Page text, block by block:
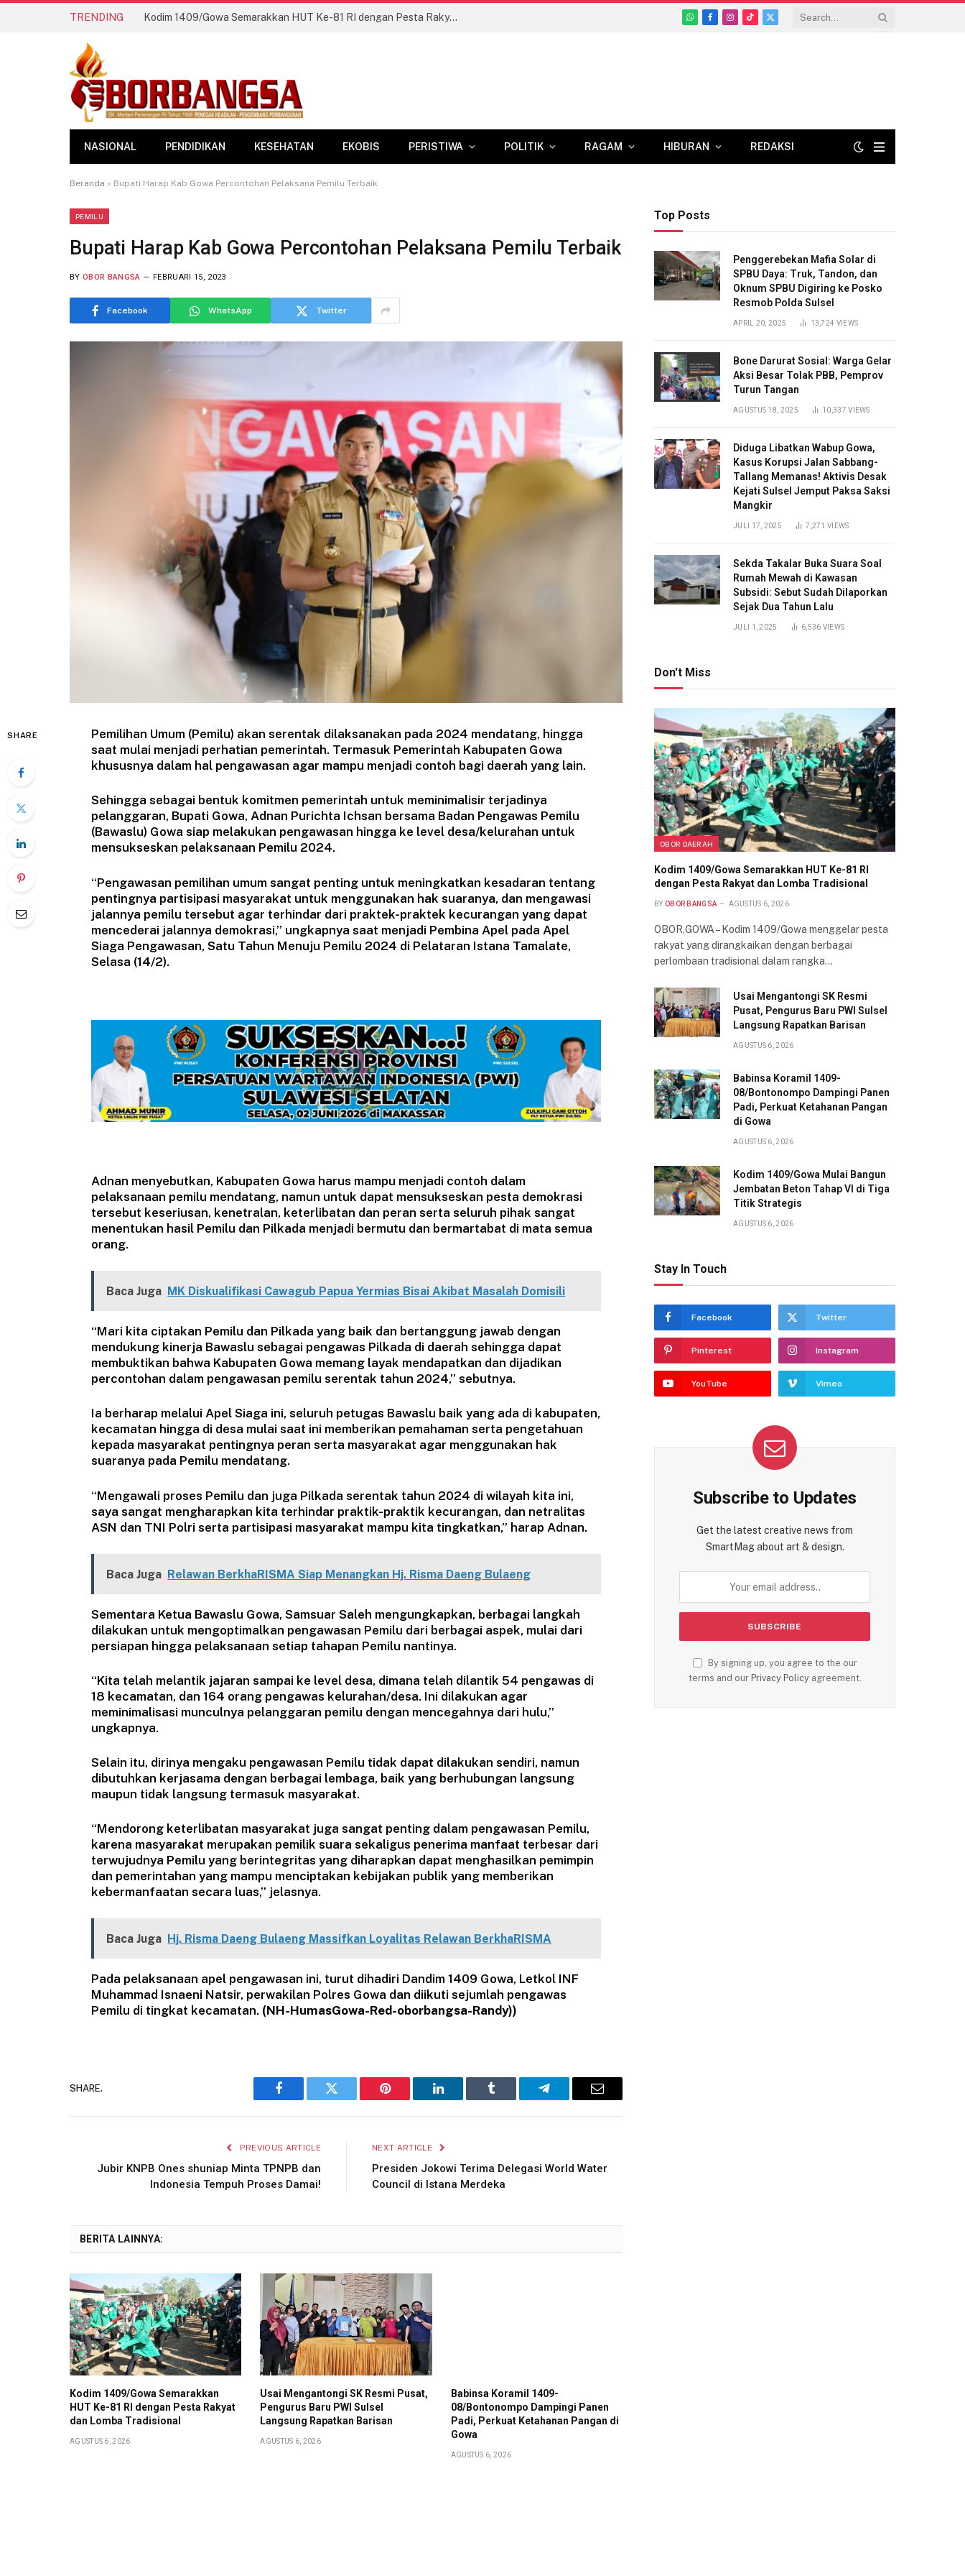
TRENDING Kodim 1409/Gowa Semarakkan HUT Ke-81 RI dengan Pesta Rakyat dan Lomba Tradisional
WhatsApp
Facebook
Instagram
TikTok
X
NASIONAL PENDIDIKAN KESEHATAN EKOBIS PERISTIWA POLITIK RAGAM HIBURAN REDAKSI
Beranda » Bupati Harap Kab Gowa Percontohan Pelaksana Pemilu Terbaik
PEMILU
Bupati Harap Kab Gowa Percontohan Pelaksana Pemilu Terbaik
BY OBOR BANGSA FEBRUARI 15, 2023
Facebook WhatsApp Twitter
SHARE
Pemilihan Umum (Pemilu) akan serentak dilaksanakan pada 2024 mendatang, hingga
saat mulai menjadi perhatian pemerintah. Termasuk Pemerintah Kabupaten Gowa
khususnya dalam hal pengawasan agar mampu menjadi contoh bagi daerah yang lain.
Sehingga sebagai bentuk komitmen pemerintah untuk meminimalisir terjadinya
pelanggaran, Bupati Gowa, Adnan Purichta Ichsan bersama Badan Pengawas Pemilu
(Bawaslu) Gowa siap melakukan pengawasan hingga ke level desa/kelurahan untuk
mensukseskan pelaksanaan Pemilu 2024.
“Pengawasan pemilihan umum sangat penting untuk meningkatkan kesadaran tentang
pentingnya partisipasi masyarakat untuk menggunakan hak suaranya, dan mengawasi
jalannya pemilu tersebut agar terhindar dari praktek-praktek kecurangan yang dapat
mencederai jalannya demokrasi,” ungkapnya saat menjadi Pembina Apel pada Apel
Siaga Pengawasan, Satu Tahun Menuju Pemilu 2024 di Pelataran Istana Tamalate,
Selasa (14/2).
Adnan menyebutkan, Kabupaten Gowa harus mampu menjadi contoh dalam
pelaksanaan pemilu mendatang, namun untuk dapat mensukseskan pesta demokrasi
tersebut keseriusan, kenetralan, keterlibatan dan peran serta seluruh pihak sangat
menentukan hasil Pemilu dan Pilkada menjadi bermutu dan bermartabat di mata semua
orang.
Baca Juga MK Diskualifikasi Cawagub Papua Yermias Bisai Akibat Masalah Domisili
“Mari kita ciptakan Pemilu dan Pilkada yang baik dan bertanggung jawab dengan
mendukung kinerja Bawaslu sebagai pengawas Pilkada di daerah sehingga dapat
membuktikan bahwa Kabupaten Gowa memang layak mendapatkan dan dijadikan
percontohan dalam pengawasan pemilu serentak tahun 2024,” sebutnya.
Ia berharap melalui Apel Siaga ini, seluruh petugas Bawaslu baik yang ada di kabupaten,
kecamatan hingga di desa mulai saat ini memberikan pemahaman serta pengetahuan
kepada masyarakat pentingnya peran serta masyarakat agar menggunakan hak
suaranya pada Pemilu mendatang.
“Mengawali proses Pemilu dan juga Pilkada serentak tahun 2024 di wilayah kita ini,
saya sangat mengharapkan kita terhindar praktik-praktik kecurangan, dan netralitas
ASN dan TNI Polri serta partisipasi masyarakat mampu kita tingkatkan,” harap Adnan.
Baca Juga Relawan BerkhaRISMA Siap Menangkan Hj. Risma Daeng Bulaeng
Sementara Ketua Bawaslu Gowa, Samsuar Saleh mengungkapkan, berbagai langkah
dilakukan untuk mengoptimalkan pengawasan Pemilu dari berbagai aspek, mulai dari
persiapan hingga pelaksanaan setiap tahapan Pemilu nantinya.
“Kita telah melantik jajaran sampai ke level desa, dimana telah dilantik 54 pengawas di
18 kecamatan, dan 164 orang pengawas kelurahan/desa. Ini dilakukan agar
meminimalisasi munculnya pelanggaran pemilu dengan mencegahnya dari hulu,”
ungkapnya.
Selain itu, dirinya mengaku pengawasan Pemilu tidak dapat dilakukan sendiri, namun
dibutuhkan kerjasama dengan berbagai lembaga, baik yang berhubungan langsung
maupun tidak langsung termasuk masyarakat.
“Mendorong keterlibatan masyarakat juga sangat penting dalam pengawasan Pemilu,
karena masyarakat merupakan pemilik suara sekaligus penerima manfaat terbesar dari
terwujudnya Pemilu yang berintegritas yang diharapkan dapat menghasilkan pemimpin
dan pemerintahan yang mampu menciptakan kebijakan publik yang memberikan
kebermanfaatan secara luas,” jelasnya.
Baca Juga Hj. Risma Daeng Bulaeng Massifkan Loyalitas Relawan BerkhaRISMA
Pada pelaksanaan apel pengawasan ini, turut dihadiri Dandim 1409 Gowa, Letkol INF
Muhammad Isnaeni Natsir, perwakilan Polres Gowa dan diikuti sejumlah pengawas
Pemilu di tingkat kecamatan. (NH-HumasGowa-Red-oborbangsa-Randy))
SHARE.
Facebook Twitter Pinterest LinkedIn Tumblr Telegram Email
PREVIOUS ARTICLE
Jubir KNPB Ones shuniap Minta TPNPB dan
Indonesia Tempuh Proses Damai!
NEXT ARTICLE
Presiden Jokowi Terima Delegasi World Water
Council di Istana Merdeka
BERITA LAINNYA:
Kodim 1409/Gowa Semarakkan
HUT Ke-81 RI dengan Pesta Rakyat
dan Lomba Tradisional
AGUSTUS 6, 2026
Usai Mengantongi SK Resmi Pusat,
Pengurus Baru PWI Sulsel
Langsung Rapatkan Barisan
AGUSTUS 6, 2026
Babinsa Koramil 1409-
08/Bontonompo Dampingi Panen
Padi, Perkuat Ketahanan Pangan di
Gowa
AGUSTUS 6, 2026
Top Posts
Penggerebekan Mafia Solar di
SPBU Daya: Truk, Tandon, dan
Oknum SPBU Digiring ke Posko
Resmob Polda Sulsel
APRIL 20, 2025 13,724 VIEWS
Bone Darurat Sosial: Warga Gelar
Aksi Besar Tolak PBB, Pemprov
Turun Tangan
AGUSTUS 18, 2025 10,337VIEWS
Diduga Libatkan Wabup Gowa,
Kasus Korupsi Jalan Sabbang-
Tallang Memanas! Aktivis Desak
Kejati Sulsel Jemput Paksa Saksi
Mangkir
JULI 17, 2025 7,271VIEWS
Sekda Takalar Buka Suara Soal
Rumah Mewah di Kawasan
Subsidi: Sebut Sudah Dilaporkan
Sejak Dua Tahun Lalu
JULI 1, 2025 6,536 VIEWS
Don't Miss
OBOR DAERAH
Kodim 1409/Gowa Semarakkan HUT Ke-81 RI
dengan Pesta Rakyat dan Lomba Tradisional
BY OBOR BANGSA AGUSTUS 6, 2026
OBOR,GOWA – Kodim 1409/Gowa menggelar pesta
rakyat yang dirangkaikan dengan berbagai
perlombaan tradisional dalam rangka…
Usai Mengantongi SK Resmi
Pusat, Pengurus Baru PWI Sulsel
Langsung Rapatkan Barisan
AGUSTUS 6, 2026
Babinsa Koramil 1409-
08/Bontonompo Dampingi Panen
Padi, Perkuat Ketahanan Pangan
di Gowa
AGUSTUS 6, 2026
Kodim 1409/Gowa Mulai Bangun
Jembatan Beton Tahap VI di Tiga
Titik Strategis
AGUSTUS 6, 2026
Stay In Touch
Facebook Twitter
Pinterest Instagram
YouTube Vimeo
Subscribe to Updates
Get the latest creative news from
SmartMag about art & design.
By signing up, you agree to the our
terms and our Privacy Policyagreement.